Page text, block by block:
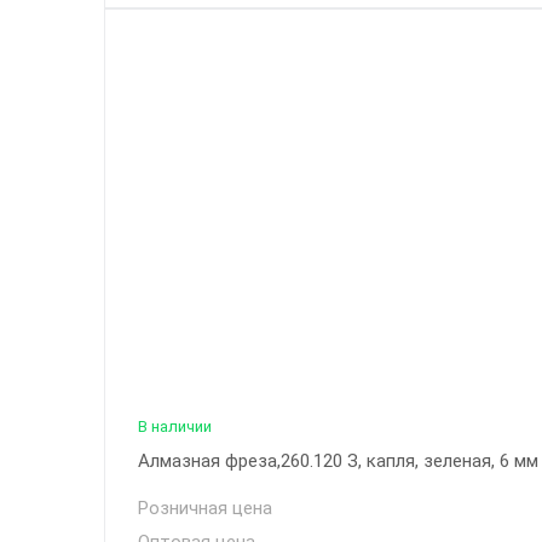
В наличии
Алмазная фреза,260.120 З, капля, зеленая, 6
Розничная цена